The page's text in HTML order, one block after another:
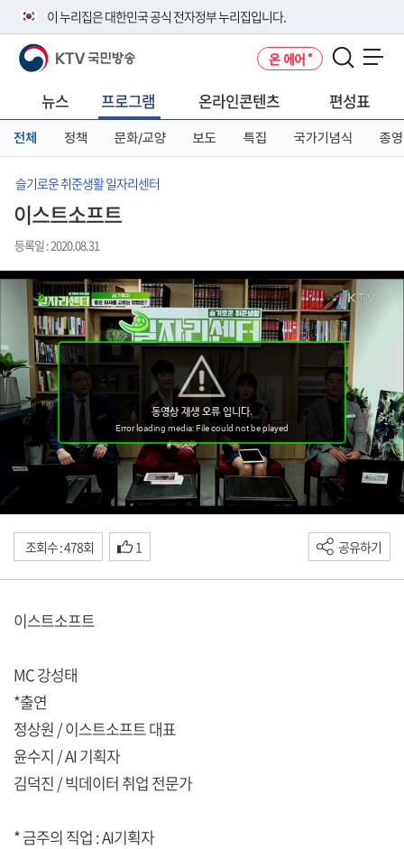
이 누리집은 대한민국 공식 전자정부 누리집입니다.
공식 누리집 주소 확인하기
니다.
이밖에 or.kr 또는 .kr등 다른 도메인 주소를 사용하고 있다면 아래 URL에
서 도메인 주소를 확인해 보세요
KTV 국민방송 온 에어
뉴스 프로그램 온라인콘텐츠 편성표
전체 정책 문화/교양 보도 특집 국가기념식 종영
슬기로운 취준생활 일자리센터
이스트소프트
등록일 : 2020.08.31
조회수 : 478회 1 공유하기
이스트소프트
MC 강성태
*출연
정상원 / 이스트소프트 대표
윤수지 / AI 기획자
김덕진 / 빅데이터 취업 전문가
* 금주의 직업 : AI기획자